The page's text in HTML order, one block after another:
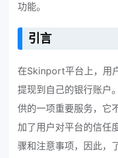
功能。
引言
在Skinport平台上，用
提现到自己的银行账户
供的一项重要服务，它
加了用户对平台的信任
骤和注意事项，因此，